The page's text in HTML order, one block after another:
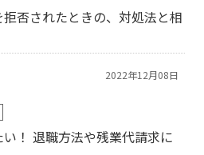
否されたときの、対処法と相
2022年12月08日
！ 退職方法や残業代請求に